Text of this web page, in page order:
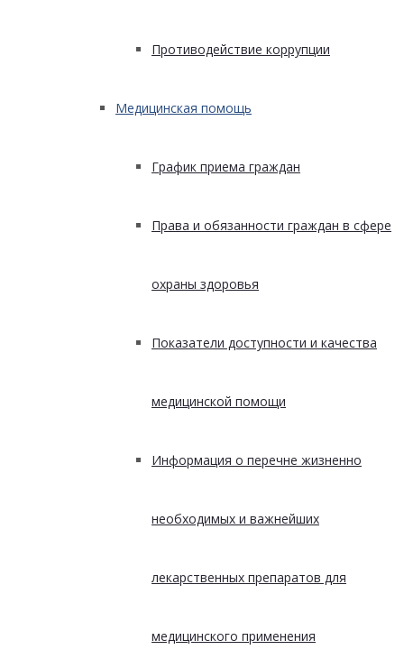
Противодействие коррупции
Медицинская помощь
График приема граждан
Права и обязанности граждан в сфере
охраны здоровья
Показатели доступности и качества
медицинской помощи
Информация о перечне жизненно
необходимых и важнейших
лекарственных препаратов для
медицинского применения